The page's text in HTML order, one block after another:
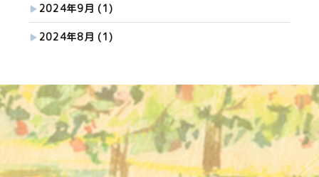
2024年9月(1)
2024年8月(1)